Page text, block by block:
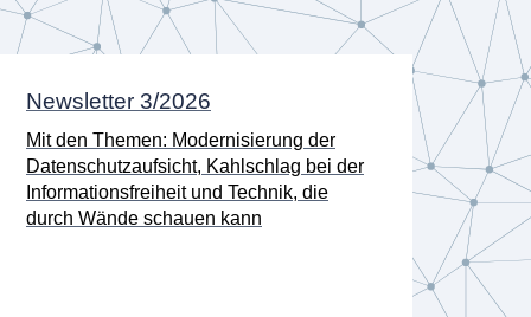
Newsletter 3/2026
Mit den Themen: Modernisierung der
Datenschutzaufsicht, Kahlschlag bei der
Informationsfreiheit und Technik, die
durch Wände schauen kann